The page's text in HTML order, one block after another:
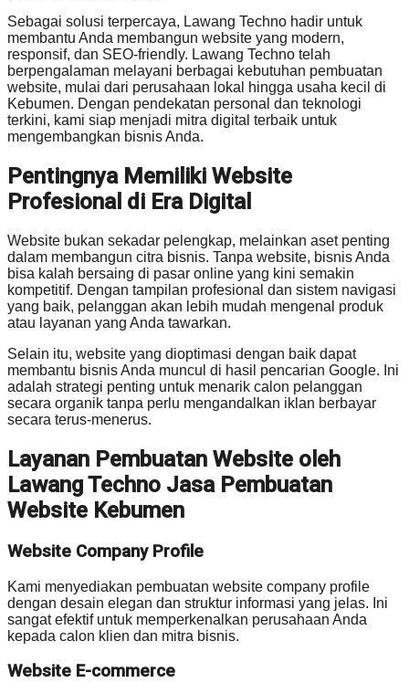
Sebagai solusi terpercaya, Lawang Techno hadir untuk
membantu Anda membangun website yang modern,
responsif, dan SEO-friendly. Lawang Techno telah
berpengalaman melayani berbagai kebutuhan pembuatan
website, mulai dari perusahaan lokal hingga usaha kecil di
Kebumen. Dengan pendekatan personal dan teknologi
terkini, kami siap menjadi mitra digital terbaik untuk
mengembangkan bisnis Anda.
Pentingnya Memiliki Website
Profesional di Era Digital
Website bukan sekadar pelengkap, melainkan aset penting
dalam membangun citra bisnis. Tanpa website, bisnis Anda
bisa kalah bersaing di pasar online yang kini semakin
kompetitif. Dengan tampilan profesional dan sistem navigasi
yang baik, pelanggan akan lebih mudah mengenal produk
atau layanan yang Anda tawarkan.
Selain itu, website yang dioptimasi dengan baik dapat
membantu bisnis Anda muncul di hasil pencarian Google. Ini
adalah strategi penting untuk menarik calon pelanggan
secara organik tanpa perlu mengandalkan iklan berbayar
secara terus-menerus.
Layanan Pembuatan Website oleh
Lawang Techno Jasa Pembuatan
Website Kebumen
Website Company Profile
Kami menyediakan pembuatan website company profile
dengan desain elegan dan struktur informasi yang jelas. Ini
sangat efektif untuk memperkenalkan perusahaan Anda
kepada calon klien dan mitra bisnis.
Website E-commerce